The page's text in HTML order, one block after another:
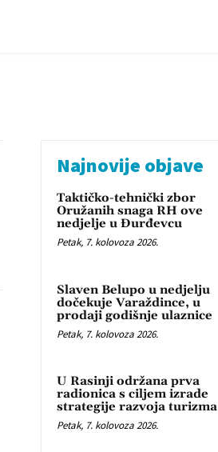
Najnovije objave
Taktičko-tehnički zbor
Oružanih snaga RH ove
nedjelje u Đurđevcu
Petak, 7. kolovoza 2026.
Slaven Belupo u nedjelju
dočekuje Varaždince, u
prodaji godišnje ulaznice
Petak, 7. kolovoza 2026.
U Rasinji održana prva
radionica s ciljem izrade
strategije razvoja turizma
Petak, 7. kolovoza 2026.